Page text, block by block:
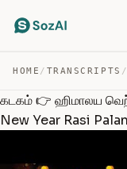
HOME / TRANSCRIPTS
கடகம் 👉 ஹிமாலய
New Year Rasi